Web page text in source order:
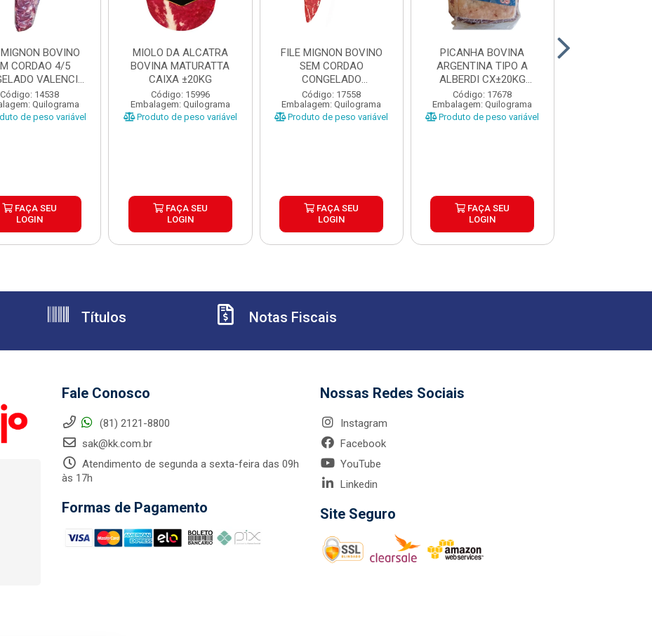
BOVINO
CORDAO 4/5
VALENCIO
CAIXA ±...
Código: 14538
Quilograma
de peso variável
FAÇA SEU
LOGIN
MIOLO DA ALCATRA
BOVINA MATURATTA
CAIXA ±20KG
Código: 15996
Embalagem: Quilograma
Produto de peso variável
FAÇA SEU
LOGIN
FILE MIGNON BOVINO
SEM CORDAO
CONGELADO
MATURATTA CAIXA
±20K...
Código: 17558
Embalagem: Quilograma
Produto de peso variável
FAÇA SEU
LOGIN
PICANHA BOVINA
ARGENTINA TIPO A
ALBERDI CX±20KG
PEÇAS ±1,3 A...
Código: 17678
Embalagem: Quilograma
Produto de peso variável
FAÇA SEU
LOGIN
Títulos Notas Fiscais
Fale Conosco
(81) 2121-8800
sak@kk.com.br
Atendimento de segunda a sexta-feira das 09h
às 17h
Formas de Pagamento
Nossas Redes Sociais
Instagram
Facebook
YouTube
Linkedin
Site Seguro